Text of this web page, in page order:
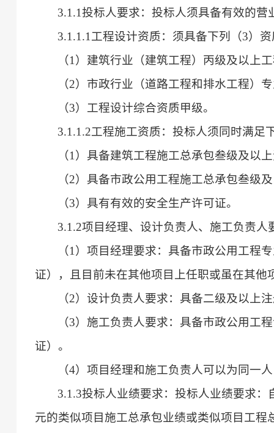
3.1.1投标人要求：投标人须具备有效的
3.1.1.1工程设计资质：须具备下列（3）
（1）建筑行业（建筑工程）丙级及以上
（2）市政行业（道路工程和排水工程）
（3）工程设计综合资质甲级。
3.1.1.2工程施工资质：投标人须同时满足
（1） 具备建筑工程施工总承包叁级及以
（2） 具备市政公用工程施工总承包叁级
（3） 具有有效的安全生产许可证。
3.1.2项目经理、设计负责人、施工负责人
（1）项目经理要求：具备市政公用工程
证），且目前未在其他项目上任职或虽在其
（2）设计负责人要求：具备二级及以上
（3）施工负责人要求：具备市政公用工
证）。
（4）项目经理和施工负责人可以为同一
3.1.3投标人业绩要求：投标人业绩要求
元的类似项目施工总承包业绩或类似项目工程